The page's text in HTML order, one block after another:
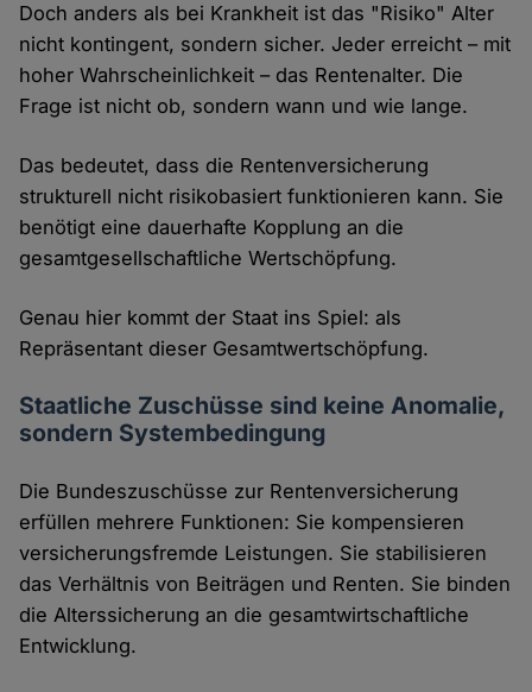
Doch anders als bei Krankheit ist das "Risiko" Alter
nicht kontingent, sondern sicher. Jeder erreicht – mit
hoher Wahrscheinlichkeit – das Rentenalter. Die
Frage ist nicht ob, sondern wann und wie lange.
Das bedeutet, dass die Rentenversicherung
strukturell nicht risikobasiert funktionieren kann. Sie
benötigt eine dauerhafte Kopplung an die
gesamtgesellschaftliche Wertschöpfung.
Genau hier kommt der Staat ins Spiel: als
Repräsentant dieser Gesamtwertschöpfung.
Staatliche Zuschüsse sind keine Anomalie,
sondern Systembedingung
Die Bundeszuschüsse zur Rentenversicherung
erfüllen mehrere Funktionen: Sie kompensieren
versicherungsfremde Leistungen. Sie stabilisieren
das Verhältnis von Beiträgen und Renten. Sie binden
die Alterssicherung an die gesamtwirtschaftliche
Entwicklung.